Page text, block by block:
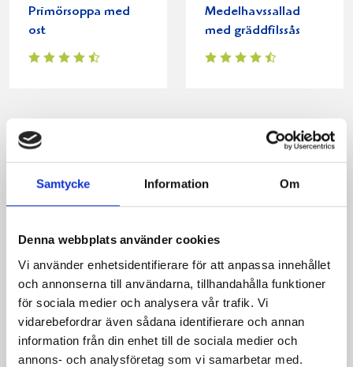
Samtycke Information Om
Denna webbplats använder cookies
Vi använder enhetsidentifierare för att anpassa innehållet
och annonserna till användarna, tillhandahålla funktioner
för sociala medier och analysera vår trafik. Vi
vidarebefordrar även sådana identifierare och annan
information från din enhet till de sociala medier och
annons- och analysföretag som vi samarbetar med.
Primörsoppa med
ost
Medelhavssallad
med gräddfilssås
Morotsplättar med
rostade solrosfrön
Ljummen
skördesallad